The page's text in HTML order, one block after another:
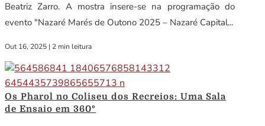
Beatriz Zarro. A mostra insere-se na programação do
evento "Nazaré Marés de Outono 2025 – Nazaré Capital...
Out 16, 2025 | 2 min leitura
Os Pharol no Coliseu dos Recreios: Uma Sala
de Ensaio em 360º